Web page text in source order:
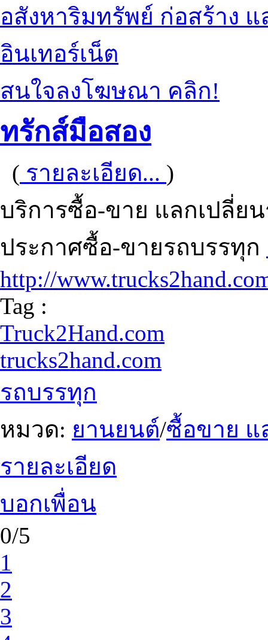
อสังหาริมทรัพย์ ก่อสร้าง
อินเทอร์เน็ต
สนใจลงโฆษณา คลิก!
ทรักส์มือสอง
( รายละเอียด... )
บริการซื้อ-ขาย แลกเปลี่ย
ประกาศซื้อ-ขายรถบรรทุก
http://
Tag :
Truck2Hand.com
trucks2hand.com
รถบรรทุก
หมวด: ยานยนต์/ซื้อขาย แ
รายละเอียด
บอกเพื่อน
0/5
1
2
3